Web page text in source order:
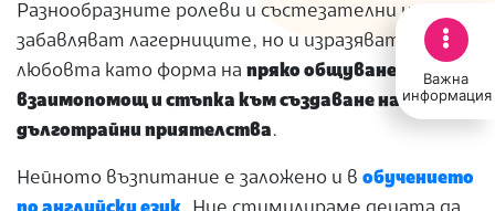
Важна
информация
Разнообразните ролеви и състезателни игри
забавляват лагерниците, но и изразяват
любовта като форма на пряко общуване,
взаимопомощ и стъпка към създаване на
дълготрайни приятелства.
Нейното възпитание е заложено и в обучението